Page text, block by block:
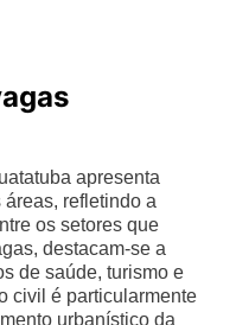
apresenta
refletindo a
os setores que
destacam-se a
de saúde, turismo e
civil é particularmente
urbanístico da